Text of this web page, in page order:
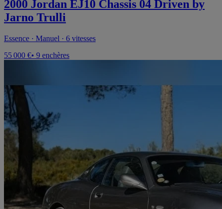
2000 Jordan EJ10 Chassis 04 Driven by
Jarno Trulli
Essence · Manuel · 6 vitesses
55 000 €• 9 enchères